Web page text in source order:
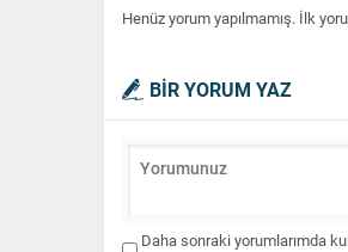
Henüz yorum yapılmamış. İlk
BİR YORUM YAZ
Daha sonraki yorumlarımda